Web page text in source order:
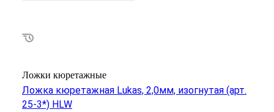
Ложки кюретажные
Ложка кюретажная Lukas, 2,0мм, изогнутая (арт.
25-3*) HLW